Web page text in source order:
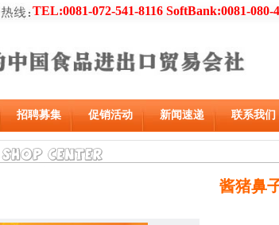
TEL:0081-072-541-8116 SoftBank:0081-080-
招聘募集 促销活动 新闻速递 联系我们
酱猪鼻